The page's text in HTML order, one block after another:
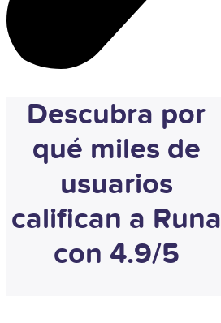
Descubra por
qué miles de
usuarios
califican a Runa
con 4.9/5